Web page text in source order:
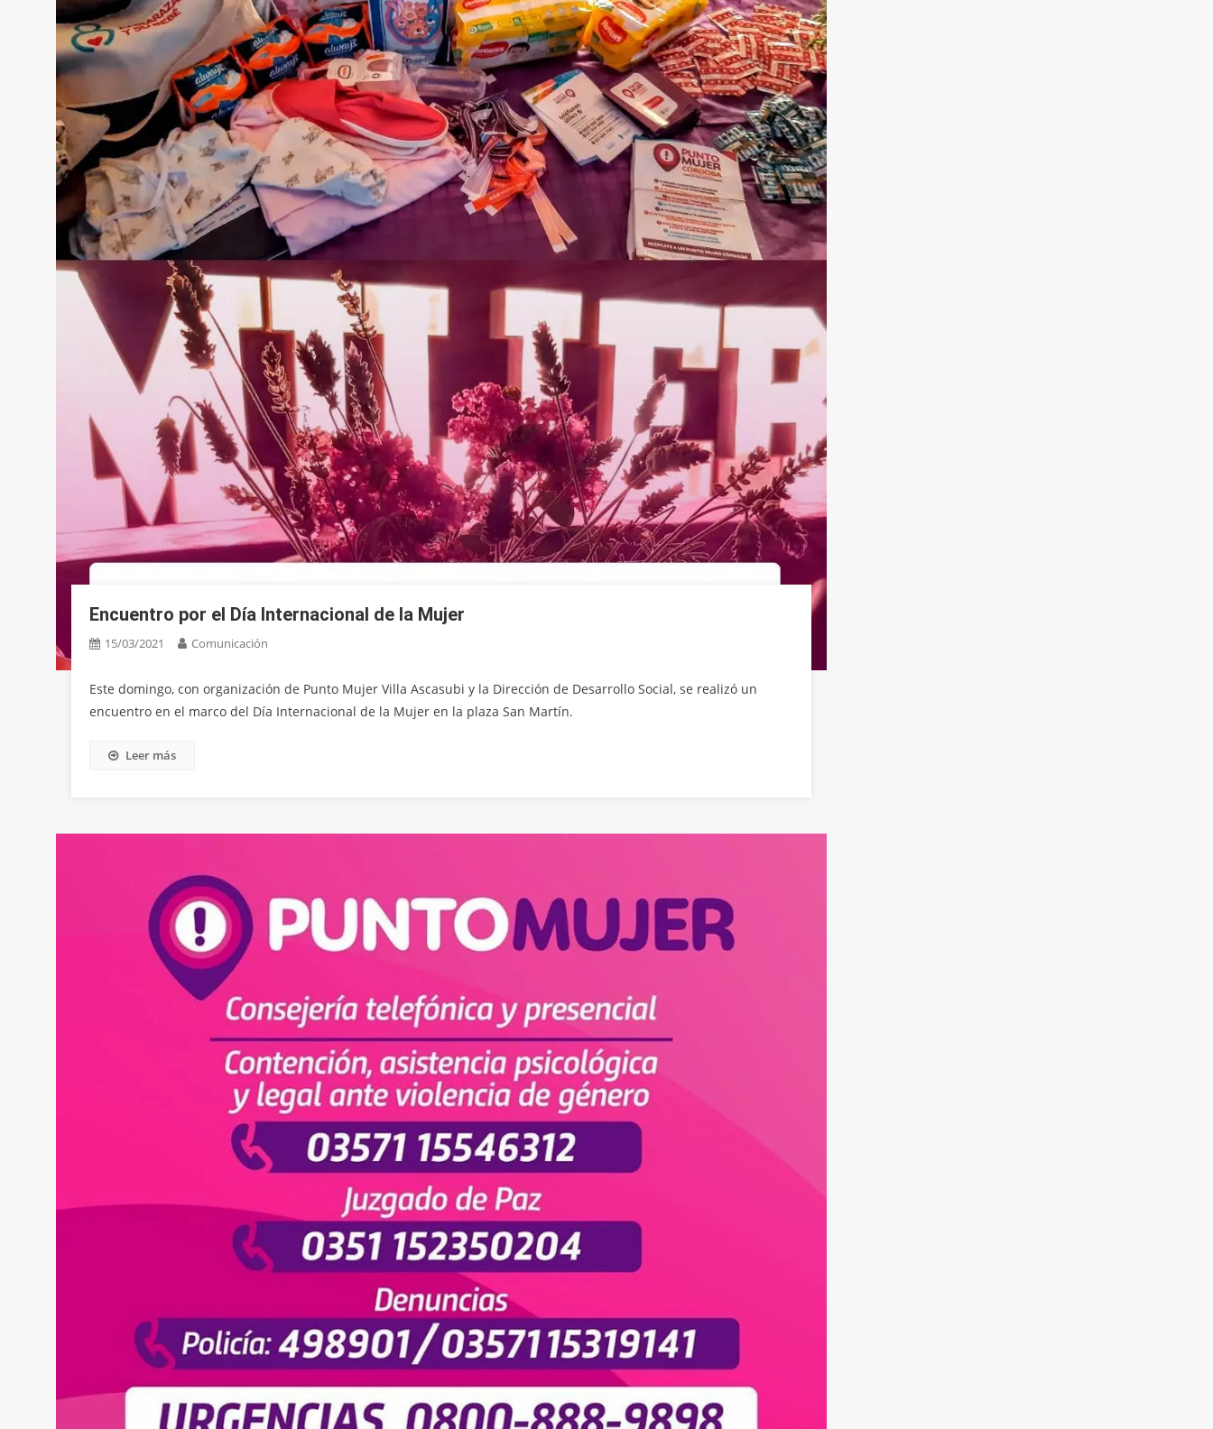
Encuentro por el Día Internacional de la Mujer
15/03/2021 Comunicación
Este domingo, con organización de Punto Mujer Villa Ascasubi y la Dirección de Desarrollo Social, se realizó un
encuentro en el marco del Día Internacional de la Mujer en la plaza San Martín.
Leer más